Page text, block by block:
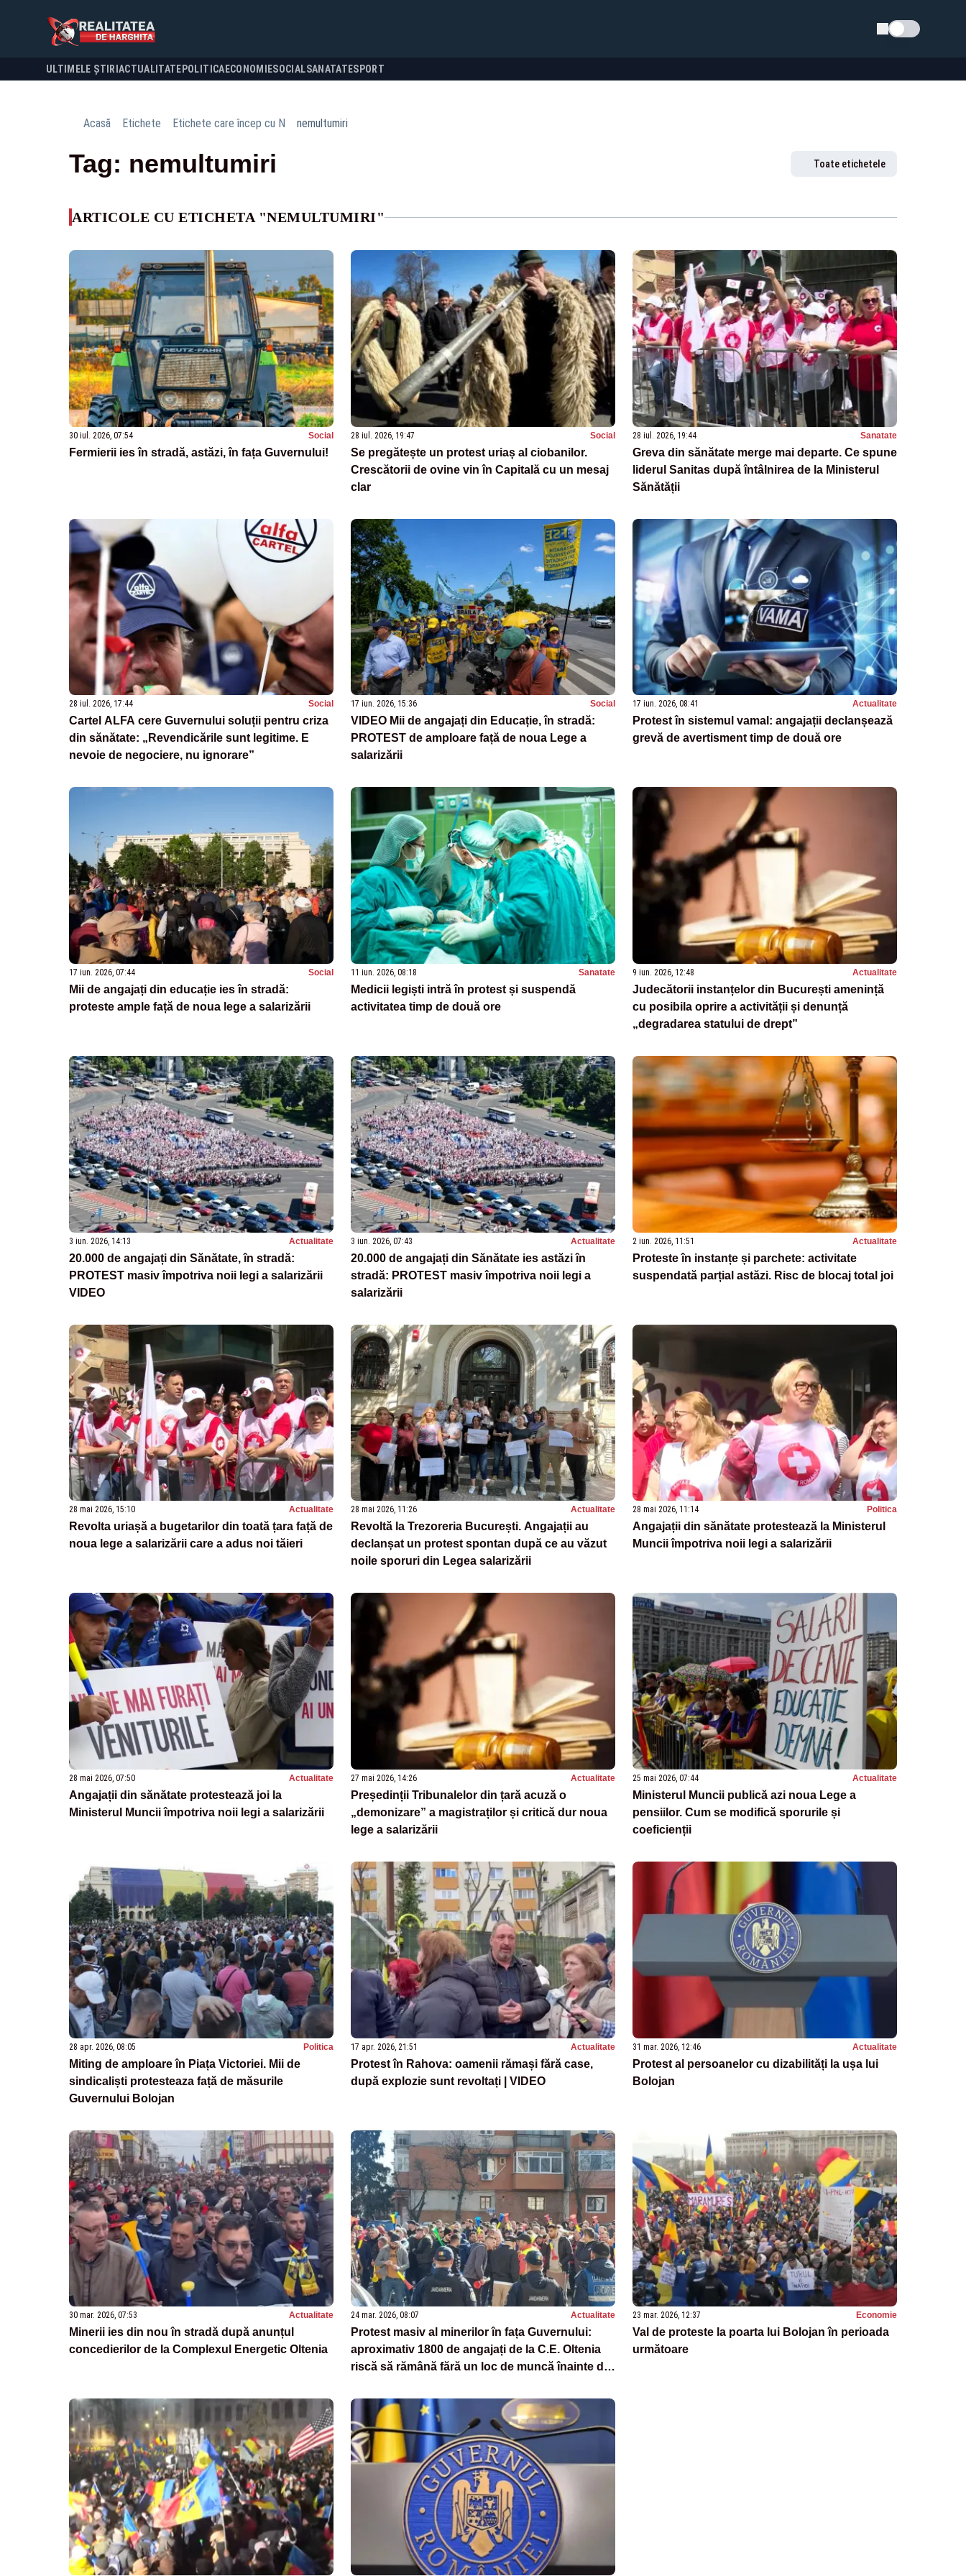
Schimba tema
ULTIMELE ȘTIRI ACTUALITATE POLITICA ECONOMIESOCIALSANATATESPORT
Acasă Etichete Etichete care încep cu N nemultumiri
Tag: nemultumiri Toate etichetele
ARTICOLE CU ETICHETA "NEMULTUMIRI"
30 iul. 2026, 07:54 Social
Fermierii ies în stradă, astăzi, în fața Guvernului!
28 iul. 2026, 19:47 Social
Se pregătește un protest uriaș al ciobanilor.
Crescătorii de ovine vin în Capitală cu un mesaj
clar
28 iul. 2026, 19:44 Sanatate
Greva din sănătate merge mai departe. Ce spune
liderul Sanitas după întâlnirea de la Ministerul
Sănătății
28 iul. 2026, 17:44 Social
Cartel ALFA cere Guvernului soluții pentru criza
din sănătate: „Revendicările sunt legitime. E
nevoie de negociere, nu ignorare”
17 iun. 2026, 15:36 Social
VIDEO Mii de angajați din Educație, în stradă:
PROTEST de amploare față de noua Lege a
salarizării
17 iun. 2026, 08:41 Actualitate
Protest în sistemul vamal: angajații declanșează
grevă de avertisment timp de două ore
17 iun. 2026, 07:44 Social
Mii de angajați din educație ies în stradă:
proteste ample față de noua lege a salarizării
11 iun. 2026, 08:18 Sanatate
Medicii legiști intră în protest și suspendă
activitatea timp de două ore
9 iun. 2026, 12:48 Actualitate
Judecătorii instanțelor din București amenință
cu posibila oprire a activității și denunță
„degradarea statului de drept”
3 iun. 2026, 14:13 Actualitate
20.000 de angajați din Sănătate, în stradă:
PROTEST masiv împotriva noii legi a salarizării
VIDEO
3 iun. 2026, 07:43 Actualitate
20.000 de angajați din Sănătate ies astăzi în
stradă: PROTEST masiv împotriva noii legi a
salarizării
2 iun. 2026, 11:51 Actualitate
Proteste în instanțe și parchete: activitate
suspendată parțial astăzi. Risc de blocaj total joi
28 mai 2026, 15:10 Actualitate
Revolta uriașă a bugetarilor din toată țara față de
noua lege a salarizării care a adus noi tăieri
28 mai 2026, 11:26 Actualitate
Revoltă la Trezoreria București. Angajații au
declanșat un protest spontan după ce au văzut
noile sporuri din Legea salarizării
28 mai 2026, 11:14 Politica
Angajații din sănătate protestează la Ministerul
Muncii împotriva noii legi a salarizării
28 mai 2026, 07:50 Actualitate
Angajații din sănătate protestează joi la
Ministerul Muncii împotriva noii legi a salarizării
27 mai 2026, 14:26 Actualitate
Președinții Tribunalelor din țară acuză o
„demonizare” a magistraților și critică dur noua
lege a salarizării
25 mai 2026, 07:44 Actualitate
Ministerul Muncii publică azi noua Lege a
pensiilor. Cum se modifică sporurile și
coeficienții
28 apr. 2026, 08:05 Politica
Miting de amploare în Piața Victoriei. Mii de
sindicaliști protesteaza față de măsurile
Guvernului Bolojan
17 apr. 2026, 21:51 Actualitate
Protest în Rahova: oamenii rămași fără case,
după explozie sunt revoltați | VIDEO
31 mar. 2026, 12:46 Actualitate
Protest al persoanelor cu dizabilități la ușa lui
Bolojan
30 mar. 2026, 07:53 Actualitate
Minerii ies din nou în stradă după anunțul
concedierilor de la Complexul Energetic Oltenia
24 mar. 2026, 08:07 Actualitate
Protest masiv al minerilor în fața Guvernului:
aproximativ 1800 de angajați de la C.E. Oltenia
riscă să rămână fără un loc de muncă înainte de
23 mar. 2026, 12:37 Economie
Val de proteste la poarta lui Bolojan în perioada
următoare